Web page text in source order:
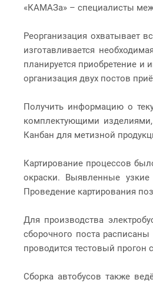
«КАМАЗа» – специалисты
Реорганизация охватывает
изготавливается
планируется приобретение
организация двух постов
Получить информацию о
комплектующими изделиями,
Канбан для метизной
Картирование процессов
окраски. Выявленные
Проведение картирования
Для производства
сборочного поста
проводится тестовый
Сборка автобусов также